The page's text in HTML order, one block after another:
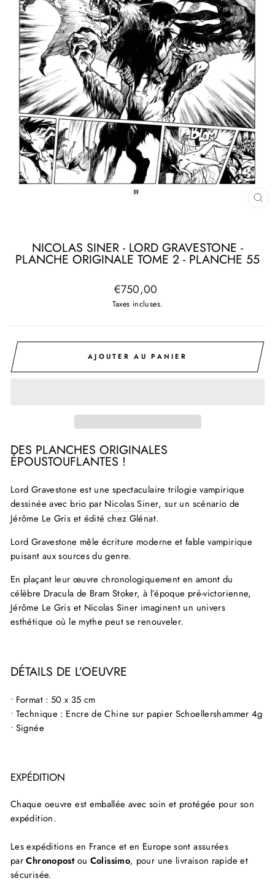
NICOLAS SINER - LORD GRAVESTONE -
PLANCHE ORIGINALE TOME 2 - PLANCHE 55
Prix
régulier
€750,00
Taxes incluses.
AJOUTER AU PANIER
DES PLANCHES ORIGINALES
ÉPOUSTOUFLANTES !
Lord Gravestone est une spectaculaire trilogie vampirique
dessinée avec brio par Nicolas Siner, sur un scénario de
Jérôme Le Gris et édité chez Glénat.
Lord Gravestone mêle écriture moderne et fable vampirique
puisant aux sources du genre.
En plaçant leur œuvre chronologiquement en amont du
célèbre Dracula de Bram Stoker, à l’époque pré-victorienne,
Jérôme Le Gris et Nicolas Siner imaginent un univers
esthétique où le mythe peut se renouveler.
DÉTAILS DE L’OEUVRE
• Format : 50 x 35 cm
• Technique : Encre de Chine sur papier Schoellershammer 4g
• Signée
EXPÉDITION
Chaque oeuvre est emballée avec soin et protégée pour son
expédition.
Les expéditions en France et en Europe sont assurées
par Chronopostou Colissimo, pour une livraison rapide et
sécurisée.